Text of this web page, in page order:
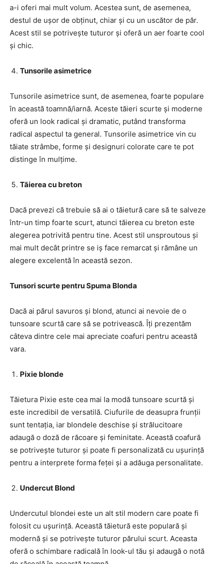
a-i oferi mai mult volum. Acestea sunt, de asemenea,
destul de ușor de obținut, chiar și cu un uscător de păr.
Acest stil se potrivește tuturor și oferă un aer foarte cool
și chic.
Tunsorile asimetrice
Tunsorile asimetrice sunt, de asemenea, foarte populare
în această toamnă/iarnă. Aceste tăieri scurte și moderne
oferă un look radical și dramatic, putând transforma
radical aspectul ta general. Tunsorile asimetrice vin cu
tăiate strâmbe, forme și designuri colorate care te pot
distinge în mulțime.
Tăierea cu breton
Dacă prevezi că trebuie să ai o tăietură care să te salveze
într-un timp foarte scurt, atunci tăierea cu breton este
alegerea potrivită pentru tine. Acest stil unsproutous și
mai mult decât printre se iș face remarcat și rămâne un
alegere excelentă în această sezon.
Tunsori scurte pentru Spuma Blonda
Dacă ai părul savuros și blond, atunci ai nevoie de o
tunsoare scurtă care să se potrivească. Îți prezentăm
câteva dintre cele mai apreciate coafuri pentru această
vara.
Pixie blonde
Tăietura Pixie este cea mai la modă tunsoare scurtă și
este incredibil de versatilă. Ciufurile de deasupra frunții
sunt tentația, iar blondele deschise și strălucitoare
adaugă o doză de răcoare și feminitate. Această coafură
se potrivește tuturor și poate fi personalizată cu ușurință
pentru a interprete forma feței și a adăuga personalitate.
Undercut Blond
Undercutul blondei este un alt stil modern care poate fi
folosit cu ușurință. Această tăietură este populară și
modernă și se potrivește tuturor părului scurt. Aceasta
oferă o schimbare radicală în look-ul tău și adaugă o notă